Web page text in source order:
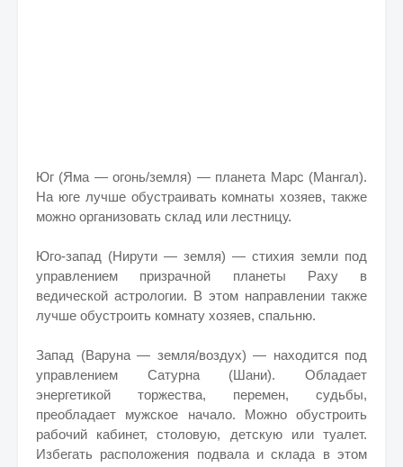
Юг (Яма — огонь/земля) — планета Марс (Мангал).
На юге лучше обустраивать комнаты хозяев, также
можно организовать склад или лестницу.
Юго-запад (Нирути — земля) — стихия земли под
управлением призрачной планеты Раху в
ведической астрологии. В этом направлении также
лучше обустроить комнату хозяев, спальню.
Запад (Варуна — земля/воздух) — находится под
управлением Сатурна (Шани). Обладает
энергетикой торжества, перемен, судьбы,
преобладает мужское начало. Можно обустроить
рабочий кабинет, столовую, детскую или туалет.
Избегать расположения подвала и склада в этом